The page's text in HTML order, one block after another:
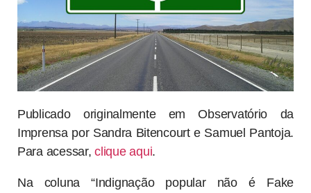
Publicado originalmente em Observatório da
Imprensa por Sandra Bitencourt e Samuel Pantoja.
Para acessar,clique aqui.
Na coluna “Indignação popular não é Fake